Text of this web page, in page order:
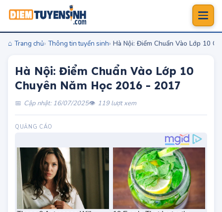
Trang chủ Thông tin tuyển sinh Hà Nội: Điểm Chuẩn Vào Lớp 10
Hà Nội: Điểm Chuẩn Vào Lớp 10
Chuyên Năm Học 2016 - 2017
Cập nhật: 16/07/2025 119 lượt xem